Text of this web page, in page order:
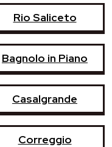
Rio Saliceto
Bagnolo in Piano
Casalgrande
Correggio